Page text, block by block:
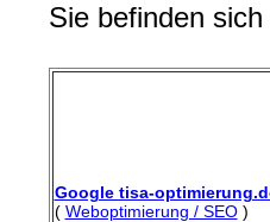
Sie befinden
Google tisa-
( Weboptimierung / SEO)